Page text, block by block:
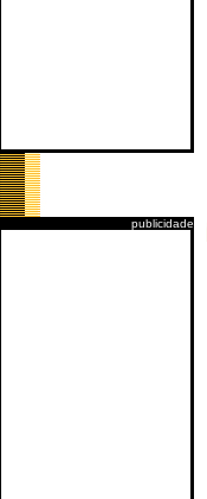
publicidade